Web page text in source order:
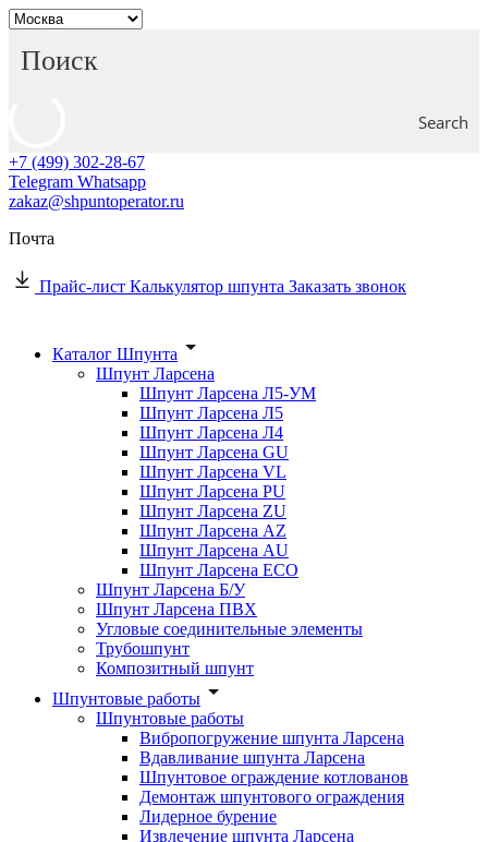
Search
+7 (499) 302-28-67
Telegram Whatsapp
zakaz@shpuntoperator.ru
Почта
Прайс-лист Калькулятор шпунта Заказать звонок
Каталог Шпунта
Шпунт Ларсена
Шпунт Ларсена Л5-УМ
Шпунт Ларсена Л5
Шпунт Ларсена Л4
Шпунт Ларсена GU
Шпунт Ларсена VL
Шпунт Ларсена PU
Шпунт Ларсена ZU
Шпунт Ларсена AZ
Шпунт Ларсена AU
Шпунт Ларсена ECO
Шпунт Ларсена Б/У
Шпунт Ларсена ПВХ
Угловые соединительные элементы
Трубошпунт
Композитный шпунт
Шпунтовые работы
Шпунтовые работы
Вибропогружение шпунта Ларсена
Вдавливание шпунта Ларсена
Шпунтовое ограждение котлованов
Демонтаж шпунтового ограждения
Лидерное бурение
Извлечение шпунта Ларсена